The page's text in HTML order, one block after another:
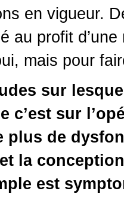
en vigueur.
au profit
mais pour
sur
c’est sur
plus de
la
est